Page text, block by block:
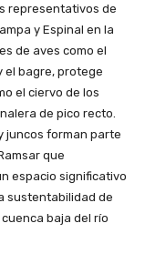
representativos de
y Espinal en la
de aves como el
el bagre, protege
el ciervo de los
de pico recto.
juncos forman parte
que
espacio significativo
sustentabilidad de
baja del río